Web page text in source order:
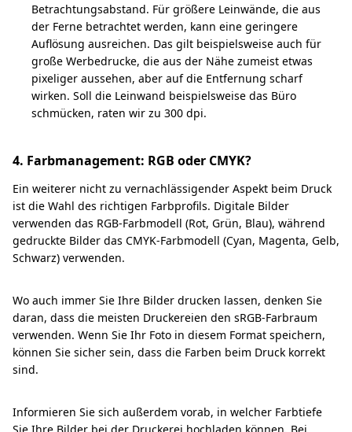
Betrachtungsabstand. Für größere Leinwände, die aus
der Ferne betrachtet werden, kann eine geringere
Auflösung ausreichen. Das gilt beispielsweise auch für
große Werbedrucke, die aus der Nähe zumeist etwas
pixeliger aussehen, aber auf die Entfernung scharf
wirken. Soll die Leinwand beispielsweise das Büro
schmücken, raten wir zu 300 dpi.
4. Farbmanagement: RGB oder CMYK?
Ein weiterer nicht zu vernachlässigender Aspekt beim Druck
ist die Wahl des richtigen Farbprofils. Digitale Bilder
verwenden das RGB-Farbmodell (Rot, Grün, Blau), während
gedruckte Bilder das CMYK-Farbmodell (Cyan, Magenta, Gelb,
Schwarz) verwenden.
Wo auch immer Sie Ihre Bilder drucken lassen, denken Sie
daran, dass die meisten Druckereien den sRGB-Farbraum
verwenden. Wenn Sie Ihr Foto in diesem Format speichern,
können Sie sicher sein, dass die Farben beim Druck korrekt
sind.
Informieren Sie sich außerdem vorab, in welcher Farbtiefe
Sie Ihre Bilder bei der Druckerei hochladen können. Bei